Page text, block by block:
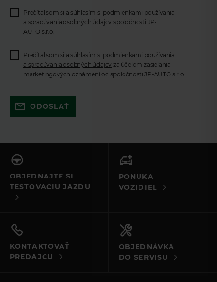
Prečítal som si a súhlasím s podmienkami používania
a spracúvania osobných údajov spoločnosti JP-
AUTO s.r.o.
Prečítal som si a súhlasím s podmienkami používania
a spracúvania osobných údajov za účelom zasielania
marketingových oznámení od spoločnosti JP-AUTO s.r.o.
vyplnili všetky povinné polia. Ak to
ODOSLAŤ
OBJEDNAJTE SI
TESTOVACIU JAZDU
PONUKA
VOZIDIEL
KONTAKTOVAŤ
PREDAJCU
OBJEDNÁVKA
DO SERVISU